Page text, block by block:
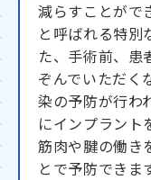
減らすことがで
と呼ばれる特別
た、手術前、患
ぞんでいただく
染の予防が行わ
にインプラント
筋肉や腱の働き
とで予防できま